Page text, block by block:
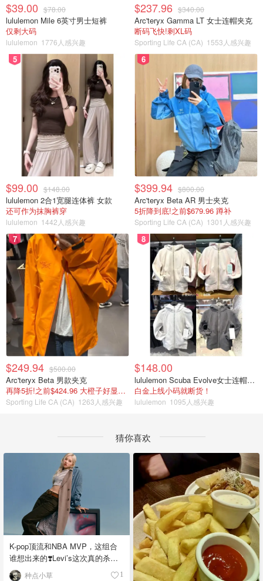
$39.00 $78.00
lululemon Mile 6英寸男士短裤
仅剩大码
lululemon 1776人感兴趣
$237.96 $340.00
Arc'teryx Gamma LT 女士连帽夹克
断码飞快!剩XL码
Sporting Life CA (CA) 1553人感兴趣
5
$99.00 $148.00
lululemon 2合1宽腿连体裤 女款
还可作为抹胸裤穿
lululemon 1442人感兴趣
6
$399.94 $800.00
Arc'teryx Beta AR 男士夹克
5折降到底!之前$679.96 蹲补
Sporting Life CA (CA) 1301人感兴趣
7
$249.94 $500.00
Arc'teryx Beta 男款夹克
再降5折!之前$424.96 大橙子好显白 蹲补
Sporting Life CA (CA) 1263人感兴趣
8
$148.00
lululemon Scuba Evolve女士连帽卫衣 全拉链
白金上线小码就断货！
lululemon 1095人感兴趣
猜你喜欢
K-pop顶流和NBA MVP，这组合
谁想出来的❣️Levi’s这次真的杀疯
了！ 种点小草 1